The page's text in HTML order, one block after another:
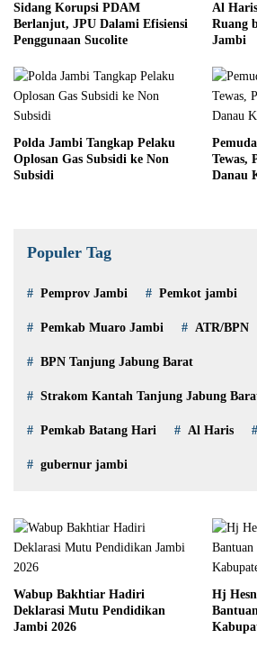
Sidang Korupsi PDAM
Berlanjut, JPU Dalami Efisiensi
Penggunaan Sucolite
Al
Ruang
Jambi
Polda Jambi Tangkap Pelaku
Oplosan Gas Subsidi ke Non
Subsidi
Tewas,
Danau
Populer Tag
Pemprov Jambi Pemkot jambi
Pemkab Muaro Jambi ATR/BPN
BPN Tanjung Jabung Barat
Strakom Kantah Tanjung Jabung
Pemkab Batang Hari Al Haris
gubernur jambi
Wabup Bakhtiar Hadiri
Deklarasi Mutu Pendidikan
Jambi 2026
Hj